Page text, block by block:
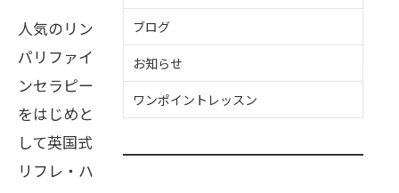
ブログ
お知らせ
ワンポイントレッスン
人気のリン
パリファイ
ンセラピー
をはじめと
して英国式
リフレ・ハ